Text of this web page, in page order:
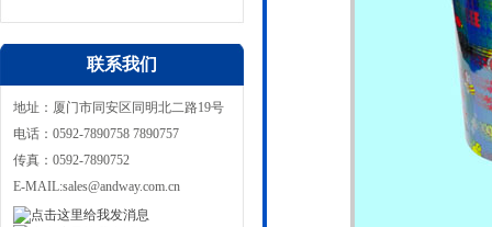
联系我们
地址：厦门市同安区同明北二路19号
电话：0592-7890758 7890757
传真：0592-7890752
E-MAIL:sales@andway.com.cn